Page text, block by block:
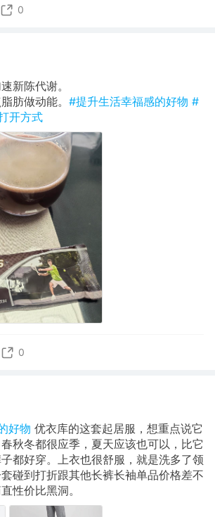
0
新陈代谢。
肪做动能。 #提升生活幸福感的好物 #
开方式
0
好物 优衣库的这套起居服，想重点说它
秋冬都很应季，夏天应该也可以，比它
都好穿。上衣也很舒服，就是洗多了领
碰到打折跟其他长裤长袖单品价格差不
性价比黑洞。